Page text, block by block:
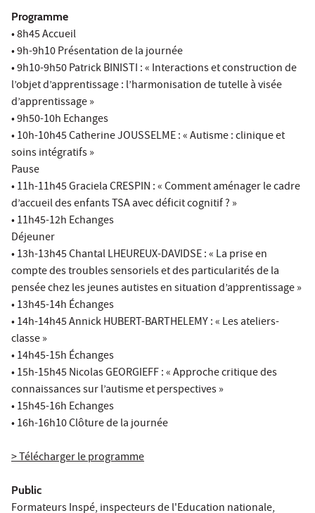
Programme
• 8h45 Accueil
• 9h-9h10 Présentation de la journée
• 9h10-9h50 Patrick BINISTI : « Interactions et construction de
l’objet d’apprentissage : l’harmonisation de tutelle à visée
d’apprentissage »
• 9h50-10h Echanges
• 10h-10h45 Catherine JOUSSELME : « Autisme : clinique et
soins intégratifs »
Pause
• 11h-11h45 Graciela CRESPIN : « Comment aménager le cadre
d’accueil des enfants TSA avec déficit cognitif ? »
• 11h45-12h Echanges
Déjeuner
• 13h-13h45 Chantal LHEUREUX-DAVIDSE : « La prise en
compte des troubles sensoriels et des particularités de la
pensée chez les jeunes autistes en situation d’apprentissage »
• 13h45-14h Échanges
• 14h-14h45 Annick HUBERT-BARTHELEMY : « Les ateliers-
classe »
• 14h45-15h Échanges
• 15h-15h45 Nicolas GEORGIEFF : « Approche critique des
connaissances sur l’autisme et perspectives »
• 15h45-16h Echanges
• 16h-16h10 Clôture de la journée
> Télécharger le programme
Public
Formateurs Inspé, inspecteurs de l'Education nationale,